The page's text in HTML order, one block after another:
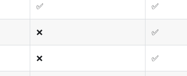
✅ ✅
❌ ✅
❌ ✅